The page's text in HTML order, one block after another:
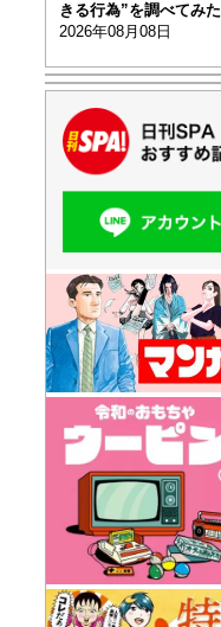
きる行為”を調べてみた
2026年08月08日